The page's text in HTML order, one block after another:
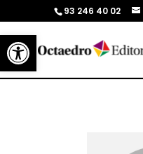
Abrir barra de herramientas
93 246 40 02